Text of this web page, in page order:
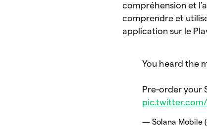
compréhension et
comprendre et
application sur le
You heard the
Pre-order your
pic.twitter.com/
— Solana Mobile